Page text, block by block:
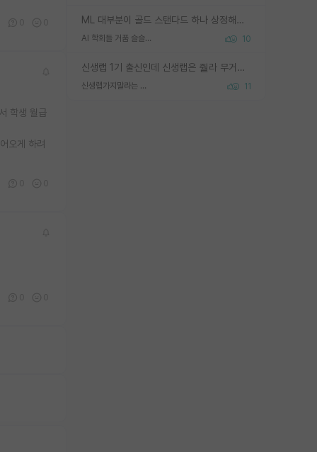
ML 대부분이 골드 스탠다드 하나 상정해놓고 (벤치마크 데이터셋이 여러 개면 여러 개 상정) 그거 얼마나 잘 맞추나 싸움임 가끔 번뜩이는 설계 철학을 보여주는 논문들도 있지만 대부분 그거 성적 얼마나 더 올리느라에 혈안이 되어 있는 측면이 잇음
AI 학회들 거품 슬슬 지적이 나오네요 10
신생랩 1기 출신인데 신생랩은 줠라 무거운 바벨 같은거임. 들면 대박인데 못들면 깔려 죽음. 아무도 알려주지 않는 환경에서 자생해야하지만, 일단 살아남았다면 그 어떤 사람보다 악착같고 생존력 높은 사람으로 거듭날 수 있음
신생랩가지말라는 이유가 있었구나 11
학생 월급
오게 하려